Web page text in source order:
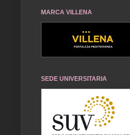
MARCA VILLENA
SEDE UNIVERSITARIA